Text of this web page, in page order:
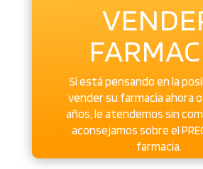
Si está pensando en la
vender su farmacia ahora o
años, le atendemos sin
aconsejamos sobre el
farmacia.